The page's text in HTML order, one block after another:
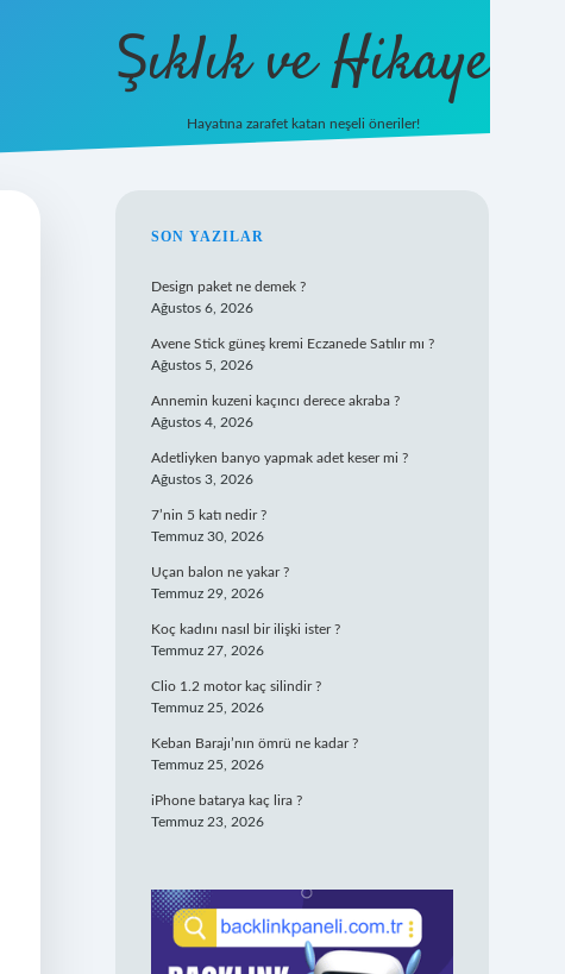
Şıklık ve Hikaye
Hayatına zarafet katan neşeli öneriler!
SIDEBAR
SON YAZILAR
Design paket ne demek ?
Ağustos 6, 2026
Avene Stick güneş kremi Eczanede Satılır mı ?
Ağustos 5, 2026
Annemin kuzeni kaçıncı derece akraba ?
Ağustos 4, 2026
Adetliyken banyo yapmak adet keser mi ?
Ağustos 3, 2026
7’nin 5 katı nedir ?
Temmuz 30, 2026
Uçan balon ne yakar ?
Temmuz 29, 2026
Koç kadını nasıl bir ilişki ister ?
Temmuz 27, 2026
Clio 1.2 motor kaç silindir ?
Temmuz 25, 2026
Keban Barajı’nın ömrü ne kadar ?
Temmuz 25, 2026
iPhone batarya kaç lira ?
Temmuz 23, 2026